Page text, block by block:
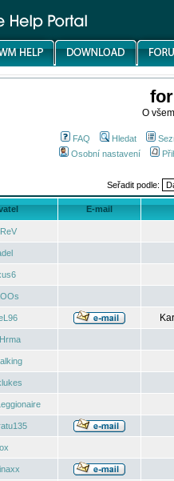
O
FAQ Hledat
Osobní nastavení
Seřadit podle:
E-mail